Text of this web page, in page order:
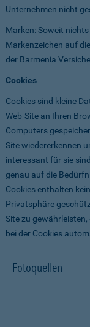
Unternehmen nicht
Marken: Soweit
Markenzeichen auf
der Barmenia
Cookies
Cookies sind kleine
Web-Site an Ihren
Computers
Site wiedererkennen
interessant für sie
genau auf die
Cookies enthalten
Privatsphäre
Site zu
bei der Cookies
Fotoquellen